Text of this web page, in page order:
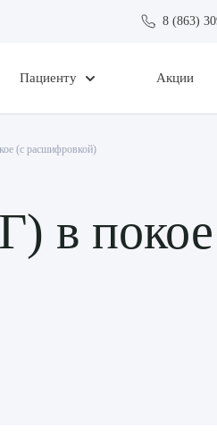
8 (863)
Пациенту Акции
(с расшифровкой)
в